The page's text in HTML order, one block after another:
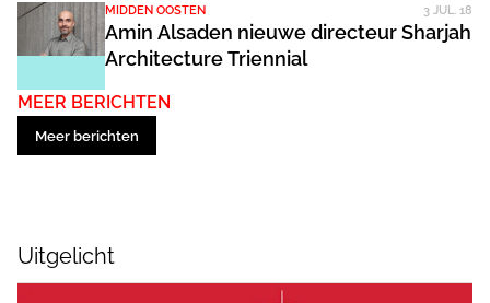
MIDDEN OOSTEN 3 JUL. 18
Amin Alsaden nieuwe directeur Sharjah
Architecture Triennial
MEER BERICHTEN
Meer berichten
Uitgelicht